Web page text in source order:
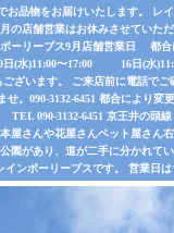
お品物をお届けいたします。
店舗営業はお休みさせていた
ーリーブス9月店舗営業日 都
水)11:00〜17:00 16日(水
ざいます。 ご来店前に電話で
。090-3132-6451 都合により
090-3132-6451 京王井の頭
屋さんや花屋さんペット屋さ
園があり、道が二手に分かれ
ンボーリーブスです。 営業日は